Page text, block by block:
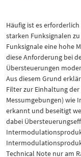
Häufig ist es
starken Funksignalen
Funksignale eine hohe
diese Anforderung bei
Übersteuerungen
Aus diesem Grund
Filter zur Einhaltung
Messumgebungen) wie
erkannt und beseitigt
dabei
Technical Note nur am